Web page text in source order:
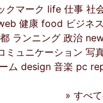
クマーク life 仕事 社
健康 food ビジネス
ランニング 政治
ミュニケーション 写
ム design 音楽 pc
» すべ